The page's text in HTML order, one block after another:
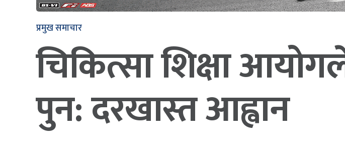
प्रमुख समाचार
चिकित्सा शिक्षा
पुन: दरखास्त आह्वान